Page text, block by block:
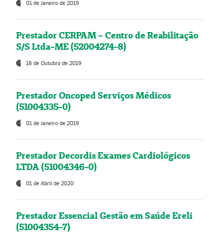
01 de Janeiro de 2019
Prestador CERPAM – Centro de Reabilitação
S/S Ltda-ME (52004274-8)
18 de Outubro de 2019
Prestador Oncoped Serviços Médicos
(51004335-0)
01 de Janeiro de 2019
Prestador Decordis Exames Cardiológicos
LTDA (51004346-0)
01 de Abril de 2020
Prestador Essencial Gestão em Saúde Ereli
(51004354-7)